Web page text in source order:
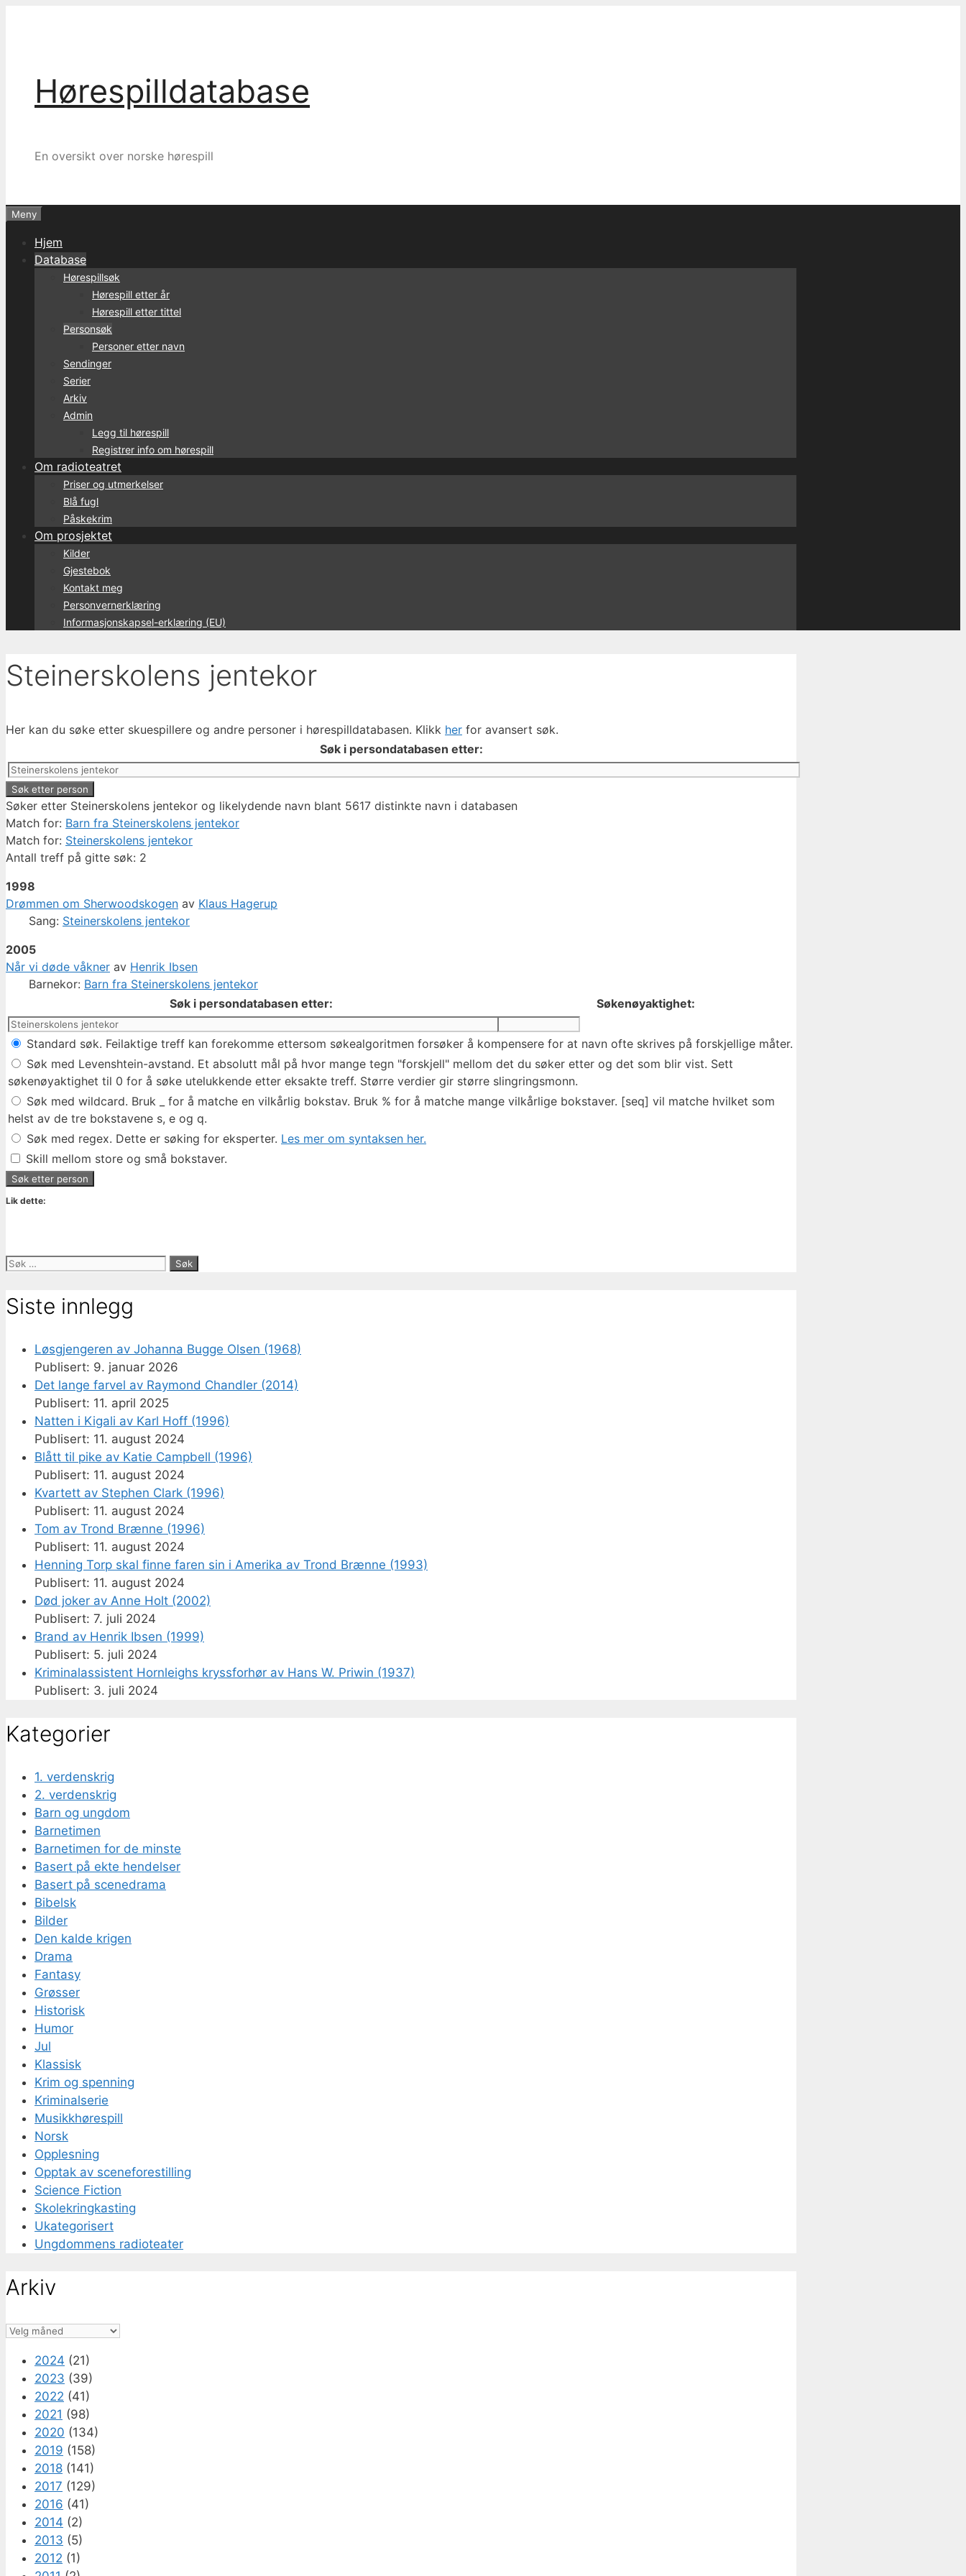
Hørespilldatabase
En oversikt over norske hørespill
Meny
Hjem
Database
Hørespillsøk
Hørespill etter år
Hørespill etter tittel
Personsøk
Personer etter navn
Sendinger
Serier
Arkiv
Admin
Legg til hørespill
Registrer info om hørespill
Om radioteatret
Priser og utmerkelser
Blå fugl
Påskekrim
Om prosjektet
Kilder
Gjestebok
Kontakt meg
Personvernerklæring
Informasjonskapsel-erklæring (EU)
Steinerskolens jentekor
Her kan du søke etter skuespillere og andre personer i hørespilldatabasen. Klikk her for avansert søk.
Søk i persondatabasen etter:
Søker etter Steinerskolens jentekor og likelydende navn blant 5617 distinkte navn i databasen
Match for: Barn fra Steinerskolens jentekor
Match for: Steinerskolens jentekor
Antall treff på gitte søk: 2
1998
Drømmen om Sherwoodskogen av Klaus Hagerup
Sang: Steinerskolens jentekor
2005
Når vi døde våkner av Henrik Ibsen
Barnekor: Barn fra Steinerskolens jentekor
Søk i persondatabasen etter:
Søkenøyaktighet:
Standard søk. Feilaktige treff kan forekomme ettersom søkealgoritmen forsøker å kompensere for at navn ofte skrives på forskjellige måter.
Søk med Levenshtein-avstand. Et absolutt mål på hvor mange tegn "forskjell" mellom det du søker etter og det som blir vist. Sett
søkenøyaktighet til 0 for å søke utelukkende etter eksakte treff. Større verdier gir større slingringsmonn.
Søk med wildcard. Bruk _ for å matche en vilkårlig bokstav. Bruk % for å matche mange vilkårlige bokstaver. [seq] vil matche hvilket som
helst av de tre bokstavene s, e og q.
Søk med regex. Dette er søking for eksperter. Les mer om syntaksen her.
Skill mellom store og små bokstaver.
Lik dette:
Søk
Siste innlegg
Løsgjengeren av Johanna Bugge Olsen (1968)
9. januar 2026
Det lange farvel av Raymond Chandler (2014)
11. april 2025
Natten i Kigali av Karl Hoff (1996)
11. august 2024
Blått til pike av Katie Campbell (1996)
11. august 2024
Kvartett av Stephen Clark (1996)
11. august 2024
Tom av Trond Brænne (1996)
11. august 2024
Henning Torp skal finne faren sin i Amerika av Trond Brænne (1993)
11. august 2024
Død joker av Anne Holt (2002)
7. juli 2024
Brand av Henrik Ibsen (1999)
5. juli 2024
Kriminalassistent Hornleighs kryssforhør av Hans W. Priwin (1937)
3. juli 2024
Kategorier
1. verdenskrig
2. verdenskrig
Barn og ungdom
Barnetimen
Barnetimen for de minste
Basert på ekte hendelser
Basert på scenedrama
Bibelsk
Bilder
Den kalde krigen
Drama
Fantasy
Grøsser
Historisk
Humor
Jul
Klassisk
Krim og spenning
Kriminalserie
Musikkhørespill
Norsk
Opplesning
Opptak av sceneforestilling
Science Fiction
Skolekringkasting
Ukategorisert
Ungdommens radioteater
Arkiv
Arkiv
2024 (21)
2023 (39)
2022 (41)
2021 (98)
2020 (134)
2019 (158)
2018 (141)
2017 (129)
2016 (41)
2014 (2)
2013 (5)
2012 (1)